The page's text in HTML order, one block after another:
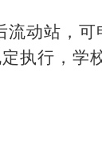
动站，
执行，学